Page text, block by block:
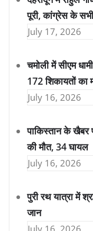
पूरी, कांग्रेस के
July 17, 2026
चमोली में सीएम
172 शिकायतों का
July 16, 2026
पाकिस्तान के खैबर
की मौत, 34 घायल
July 16, 2026
पुरी रथ यात्रा में
जान